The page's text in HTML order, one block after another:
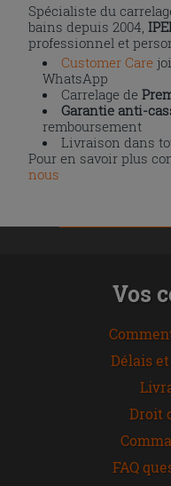
Spécialiste du
bains depuis 2004,
professionnel et
Customer Care
WhatsApp
Carrelage de
Garantie anti-
remboursement
Livraison dans
Pour en savoir plus
nous
Vos
Délais
Droit
FAQ